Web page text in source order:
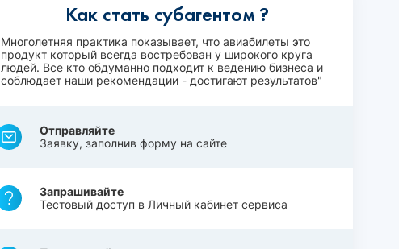
Как стать субагентом ?
Многолетняя практика показывает, что авиабилеты это
продукт который всегда востребован у широкого круга
людей. Все кто обдуманно подходит к ведению бизнеса и
соблюдает наши рекомендации - достигают результатов"
Отправляйте
Заявку, заполнив форму на сайте
Запрашивайте
Тестовый доступ в Личный кабинет сервиса